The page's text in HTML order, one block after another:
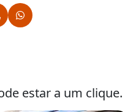
estar a um clique.